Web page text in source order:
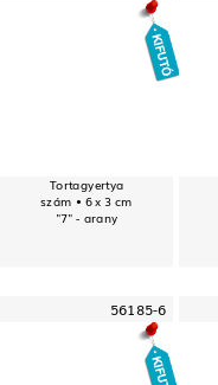
Tortagyertya
szám • 6 x 3 cm
"7" - arany
56185-6